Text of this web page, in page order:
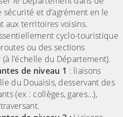
et d’agrément en le
aux territoires voisins.
cyclo-touristique
ou des sections
l’échelle du Département).
de niveau 1 : liaisons
du Douaisis, desservant des
(ex : collèges, gares…),